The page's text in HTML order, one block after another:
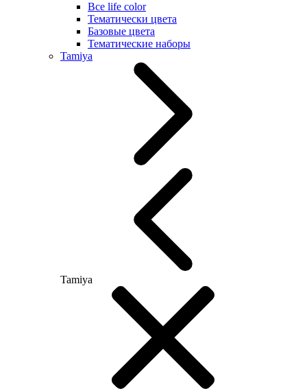
Все life color
Тематически цвета
Базовые цвета
Тематические наборы
Tamiya
Tamiya